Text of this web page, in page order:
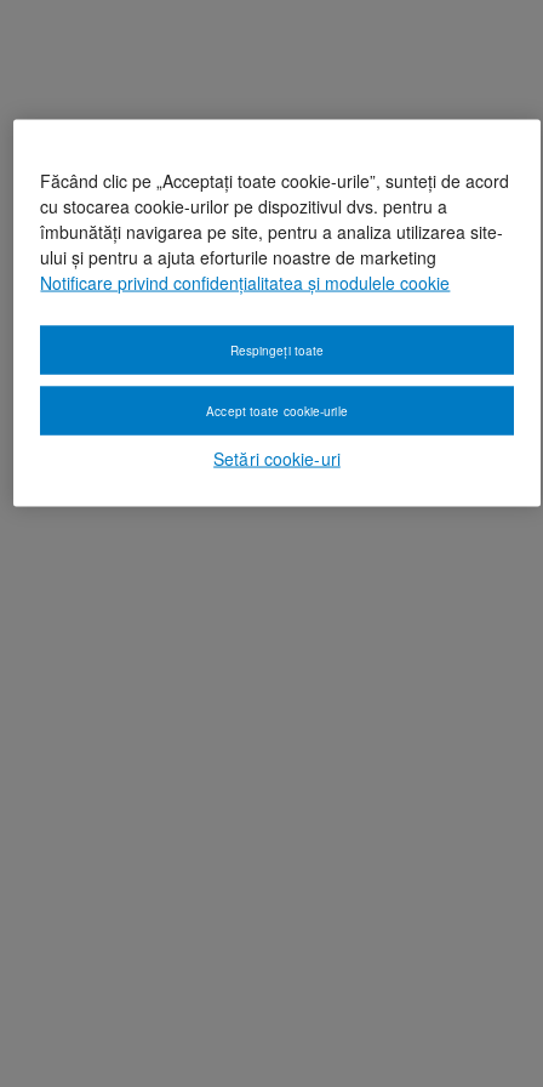
Făcând clic pe „Acceptați toate cookie-urile”, sunteți de acord
cu stocarea cookie-urilor pe dispozitivul dvs. pentru a
îmbunătăți navigarea pe site, pentru a analiza utilizarea site-
ului și pentru a ajuta eforturile noastre de marketing
Notificare privind confidențialitatea și modulele cookie
Setări cookie-uri
Respingeți toate
Accept toate cookie-urile